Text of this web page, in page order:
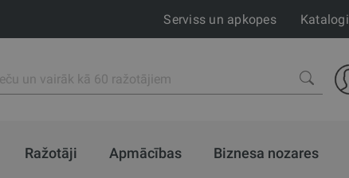
Serviss un apkopes Katalogi
Ražotāji Apmācības Biznesa nozares